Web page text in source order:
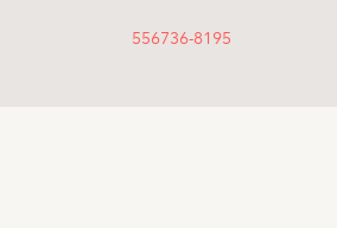
556736-8195